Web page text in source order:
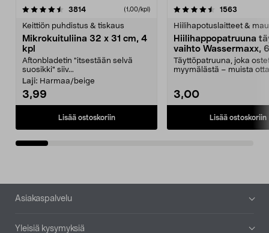
3814arvostelut (1,00/kpl)
Keittiön puhdistus & tiskaus
Mikrokuituliina 32 x 31 cm, 4
kpl
Aftonbladetin "itsestään selvä
suosikki" siiv...
Laji: Harmaa/beige
3,99
Lisää ostoskoriin
4.5viidestä
1563
Hiilihapotuslaitteet &
Hiilihappopatruuna
vaihto Wassermaxx,
Täyttöpatruuna, joka
myymälästä – muista
3,00
Lisää ostoskoriin
4.5viidestä
Alatunniste
Asiakaspalvelu
Yleisiä kysymyksiä